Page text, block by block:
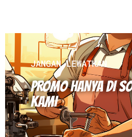
JANGAN LEWATKAN
PROMO HANYA DI
KAMI